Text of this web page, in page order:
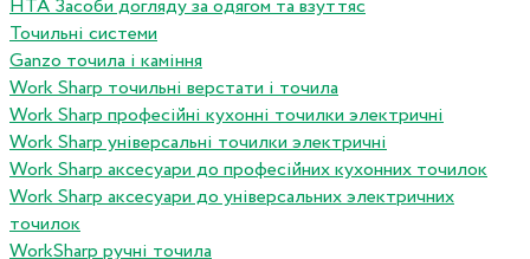
HTA Засоби догляду за одягом та взуттяс
Точильні системи
Ganzo точила і каміння
Work Sharp точильні верстати і точила
Work Sharp професiйнi кухоннi точилки электричнi
Work Sharp унiверсальнi точилки электричнi
Work Sharp аксесуари до професiйних кухонних точилок
Work Sharp аксесуари до унiверсальних электричних
точилок
WorkSharp ручні точила